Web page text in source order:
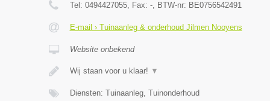
Tel: 0494427055, Fax: -, BTW-nr: BE0756542491
E-mail › Tuinaanleg & onderhoud Jilmen Nooyens
Website onbekend
Wij staan voor u klaar! ▼
Diensten: Tuinaanleg, Tuinonderhoud